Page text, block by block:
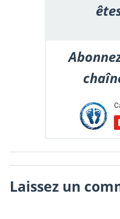
Laissez un